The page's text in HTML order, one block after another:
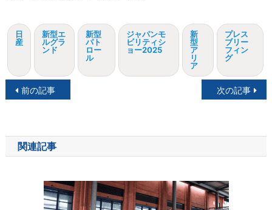
日
産
新型エ
ルグラ
ンド
新型
パト
ロー
ル
ジャパンモ
ビリティシ
ョー2025
新
型
ア
リ
ア
プレス
ブリー
フィン
グ
投
ナ
ビ
前の記事 次の記事
関連記事